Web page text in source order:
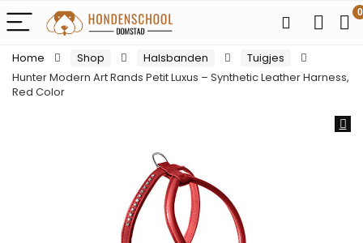
0
Home Shop Halsbanden
Tuigjes
Hunter Modern Art Rands Petit Luxus – Synthetic Leather Harness,
Red Color